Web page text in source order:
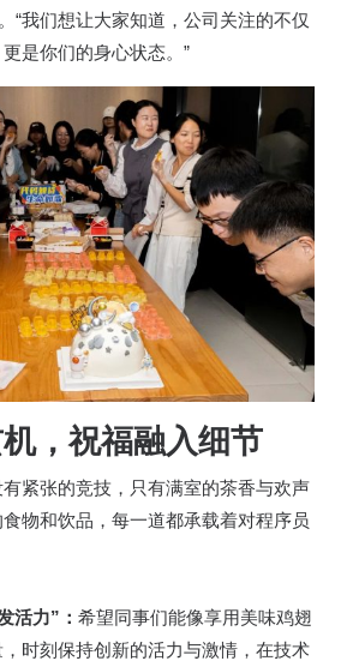
“我们想让大家知道，公司关注的不仅
是你们的身心状态。”
，祝福融入细节
紧张的竞技，只有满室的茶香与欢声
物和饮品，每一道都承载着对程序员
活力”： 希望同事们能像享用美味鸡翅
时刻保持创新的活力与激情，在技术